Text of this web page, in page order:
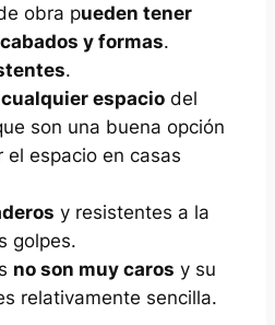
obra pueden tener
y formas.
.
espaciodel
son una buena opción
el espacio en casas
y resistentes a la
golpes.
no son muy caros y su
relativamente sencilla.